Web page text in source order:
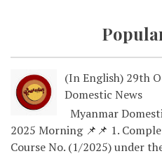
(In English) 29th
Domestic News
Myanmar
2025 Morning 📌📌 1.
Course No. (1/2025) under